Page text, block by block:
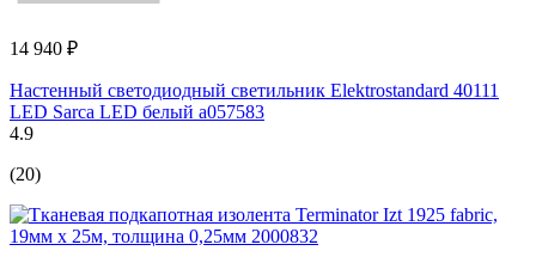
14 940 ₽
Настенный светодиодный светильник Elektrostandard 40111
LED Sarca LED белый a057583
4.9
(20)